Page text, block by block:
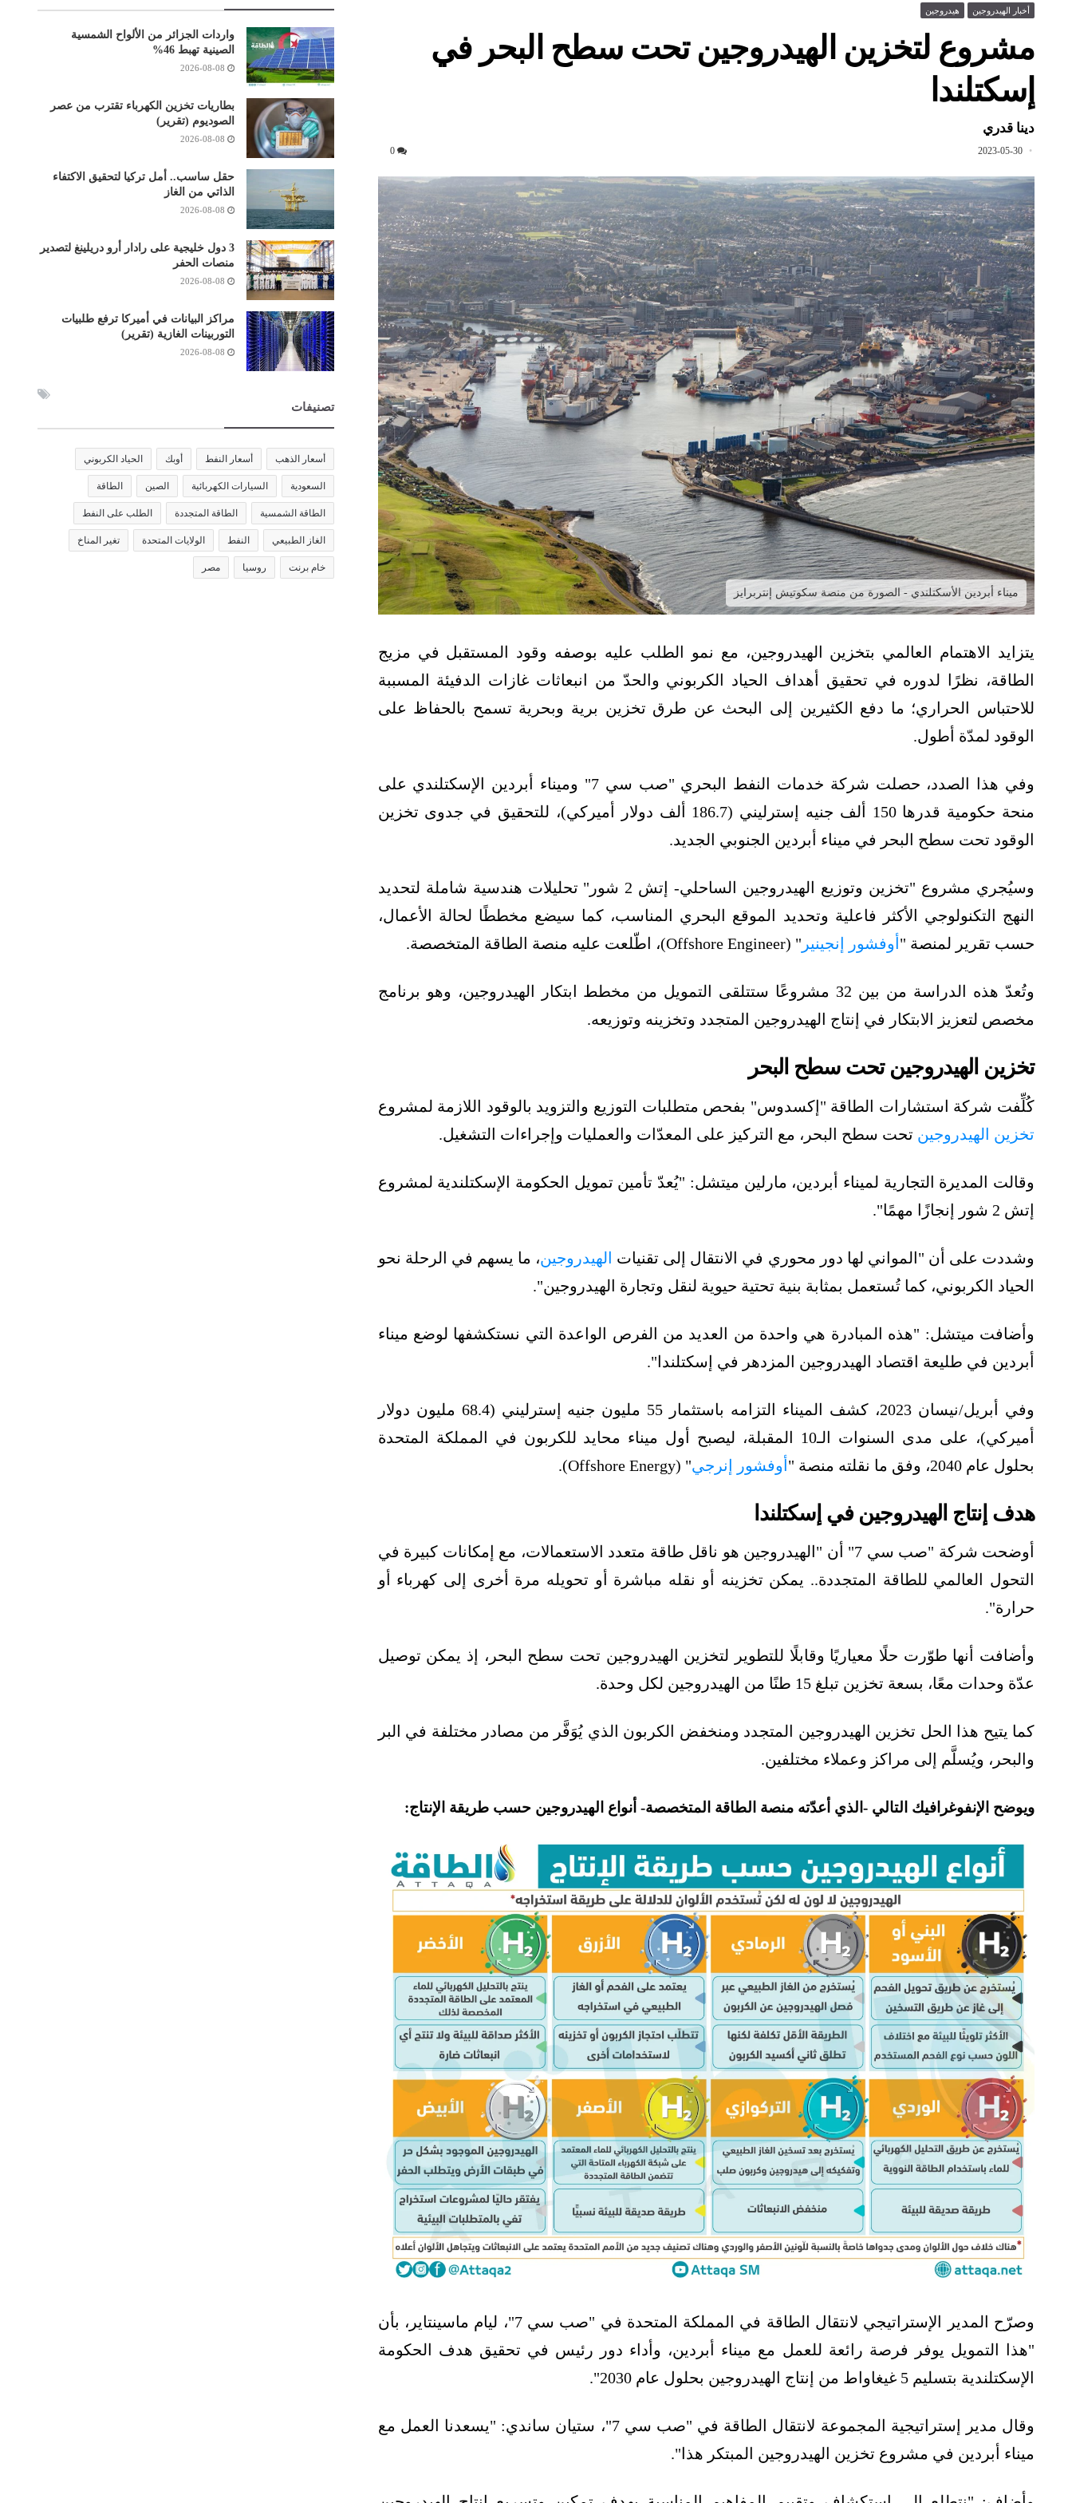
أخبار الهيدروجين هيدروجين
مشروع لتخزين الهيدروجين تحت سطح البحر في
إسكتلندا
دينا قدري
2023-05-30
0
ميناء أبردين الأسكتلندي - الصورة من منصة سكوتيش إنتربرايز
يتزايد الاهتمام العالمي بتخزين الهيدروجين، مع نمو الطلب عليه بوصفه وقود المستقبل في مزيج
الطاقة، نظرًا لدوره في تحقيق أهداف الحياد الكربوني والحدّ من انبعاثات غازات الدفيئة المسببة
للاحتباس الحراري؛ ما دفع الكثيرين إلى البحث عن طرق تخزين برية وبحرية تسمح بالحفاظ على
الوقود لمدّة أطول.
وفي هذا الصدد، حصلت شركة خدمات النفط البحري "صب سي 7" وميناء أبردين الإسكتلندي على
منحة حكومية قدرها 150 ألف جنيه إسترليني (186.7 ألف دولار أميركي)، للتحقيق في جدوى تخزين
الوقود تحت سطح البحر في ميناء أبردين الجنوبي الجديد.
وسيُجري مشروع "تخزين وتوزيع الهيدروجين الساحلي- إتش 2 شور" تحليلات هندسية شاملة لتحديد
النهج التكنولوجي الأكثر فاعلية وتحديد الموقع البحري المناسب، كما سيضع مخططًا لحالة الأعمال،
حسب تقرير لمنصة " أوفشور إنجينير " (Offshore Engineer)، اطّلعت عليه منصة الطاقة المتخصصة.
وتُعدّ هذه الدراسة من بين 32 مشروعًا ستتلقى التمويل من مخطط ابتكار الهيدروجين، وهو برنامج
مخصص لتعزيز الابتكار في إنتاج الهيدروجين المتجدد وتخزينه وتوزيعه.
تخزين الهيدروجين تحت سطح البحر
كُلِّفت شركة استشارات الطاقة "إكسدوس" بفحص متطلبات التوزيع والتزويد بالوقود اللازمة لمشروع
تخزين الهيدروجين تحت سطح البحر، مع التركيز على المعدّات والعمليات وإجراءات التشغيل.
وقالت المديرة التجارية لميناء أبردين، مارلين ميتشل: "يُعدّ تأمين تمويل الحكومة الإسكتلندية لمشروع
إتش 2 شور إنجازًا مهمًا".
وشددت على أن "المواني لها دور محوري في الانتقال إلى تقنيات الهيدروجين، ما يسهم في الرحلة نحو
الحياد الكربوني، كما تُستعمل بمثابة بنية تحتية حيوية لنقل وتجارة الهيدروجين".
وأضافت ميتشل: "هذه المبادرة هي واحدة من العديد من الفرص الواعدة التي نستكشفها لوضع ميناء
أبردين في طليعة اقتصاد الهيدروجين المزدهر في إسكتلندا".
وفي أبريل/نيسان 2023، كشف الميناء التزامه باستثمار 55 مليون جنيه إسترليني (68.4 مليون دولار
أميركي)، على مدى السنوات الـ10 المقبلة، ليصبح أول ميناء محايد للكربون في المملكة المتحدة
بحلول عام 2040، وفق ما نقلته منصة "
أوفشور إنرجي" (Offshore Energy).
هدف إنتاج الهيدروجين في إسكتلندا
أوضحت شركة "صب سي 7" أن "الهيدروجين هو ناقل طاقة متعدد الاستعمالات، مع إمكانات كبيرة في
التحول العالمي للطاقة المتجددة.. يمكن تخزينه أو نقله مباشرة أو تحويله مرة أخرى إلى كهرباء أو
حرارة".
وأضافت أنها طوّرت حلًا معياريًا وقابلًا للتطوير لتخزين الهيدروجين تحت سطح البحر، إذ يمكن توصيل
عدّة وحدات معًا، بسعة تخزين تبلغ 15 طنًا من الهيدروجين لكل وحدة.
كما يتيح هذا الحل تخزين الهيدروجين المتجدد ومنخفض الكربون الذي يُوَفَّر من مصادر مختلفة في البر
والبحر، ويُسلَّم إلى مراكز وعملاء مختلفين.
ويوضح الإنفوغرافيك التالي -الذي أعدّته منصة الطاقة المتخصصة- أنواع الهيدروجين حسب طريقة الإنتاج:
وصرّح المدير الإستراتيجي لانتقال الطاقة في المملكة المتحدة في "صب سي 7"، ليام ماسينتاير، بأن
"هذا التمويل يوفر فرصة رائعة للعمل مع ميناء أبردين، وأداء دور رئيس في تحقيق هدف الحكومة
الإسكتلندية بتسليم 5 غيغاواط من إنتاج الهيدروجين بحلول عام 2030".
وقال مدير إستراتيجية المجموعة لانتقال الطاقة في "صب سي 7"، ستيان ساندي: "يسعدنا العمل مع
ميناء أبردين في مشروع تخزين الهيدروجين المبتكر هذا".
واردات الجزائر من الألواح الشمسية
الصينية تهبط 46%
2026-08-08
بطاريات تخزين الكهرباء تقترب من عصر
الصوديوم (تقرير)
2026-08-08
حقل ساسب.. أمل تركيا لتحقيق الاكتفاء
الذاتي من الغاز
2026-08-08
3 دول خليجية على رادار أرو دريلينغ لتصدير
منصات الحفر
2026-08-08
مراكز البيانات في أميركا ترفع طلبيات
التوربينات الغازية (تقرير)
2026-08-08
تصنيفات
أسعار الذهب أسعار النفط أوبك الحياد الكربوني
السعودية السيارات الكهربائية الصين الطاقة
الطاقة الشمسية الطاقة المتجددة الطلب على النفط
الغاز الطبيعي النفط الولايات المتحدة تغير المناخ
خام برنت روسيا مصر